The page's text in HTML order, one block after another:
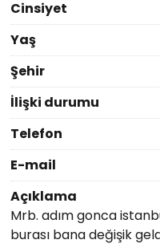
Cinsiyet
Yaş
Şehir
İlişki durumu
Telefon
E-mail
Açıklama
Mrb. adım gonca
burası bana değişik